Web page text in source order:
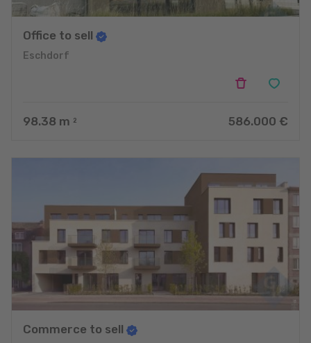
Office to sell
Eschdorf
98.38 m 2 586.000 €
Commerce to sell